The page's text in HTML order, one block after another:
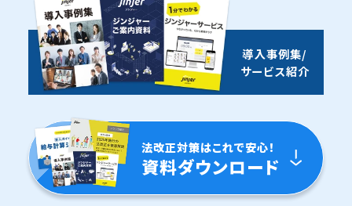
導入事例集/
サービス紹介
法改正対策はこれで安心！
資料ダウンロード